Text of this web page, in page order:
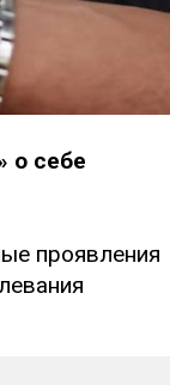
о себе
проявления